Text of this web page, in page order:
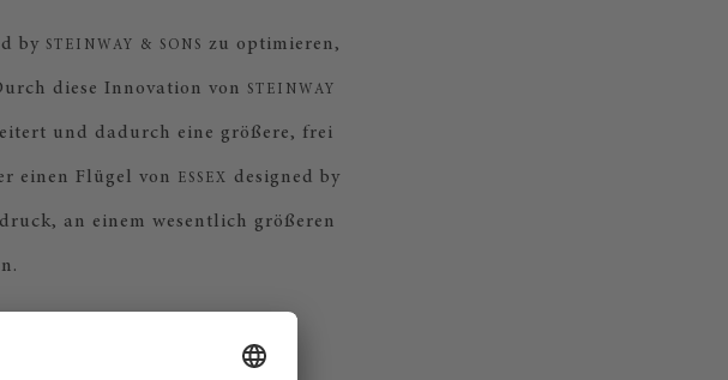
by STEINWAY & SONS zu optimieren,
diese Innovation von STEINWAY
und dadurch eine größere, frei
einen Flügel von ESSEX designed by
an einem wesentlich größeren